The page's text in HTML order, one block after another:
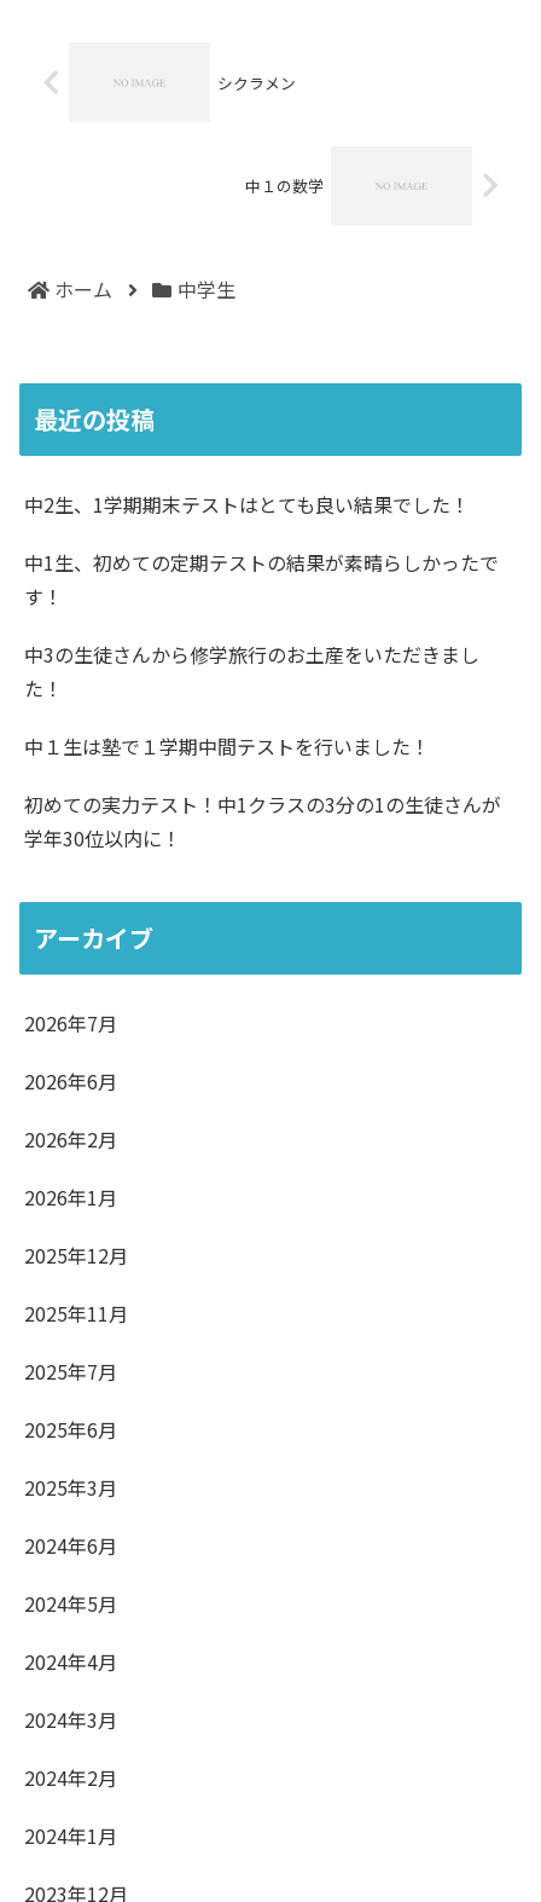
シクラメン
中１の数学
ホーム 中学生
最近の投稿
中2生、1学期期末テストはとても良い結果でした！
中1生、初めての定期テストの結果が素晴らしかったで
す！
中3の生徒さんから修学旅行のお土産をいただきまし
た！
中１生は塾で１学期中間テストを行いました！
初めての実力テスト！中1クラスの3分の1の生徒さんが
学年30位以内に！
アーカイブ
2026年7月
2026年6月
2026年2月
2026年1月
2025年12月
2025年11月
2025年7月
2025年6月
2025年3月
2024年6月
2024年5月
2024年4月
2024年3月
2024年2月
2024年1月
2023年12月